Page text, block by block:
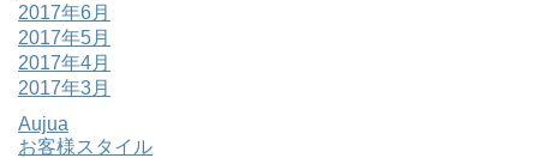
2017年6月
2017年5月
2017年4月
2017年3月
Aujua
お客様スタイル